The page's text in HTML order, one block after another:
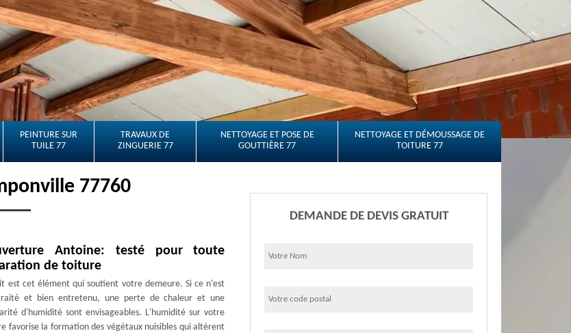
PEINTURE SUR
TUILE 77
TRAVAUX DE
ZINGUERIE 77
NETTOYAGE ET POSE DE
GOUTTIÈRE 77
NETTOYAGE ET DÉMOUSSAGE DE
TOITURE 77
77760
Antoine: testé pour toute
de toiture
est cet élément qui soutient votre demeure. Si ce n'est
et bien entretenu, une perte de chaleur et une
d'humidité sont envisageables. L'humidité sur votre
favorise la formation des végétaux nuisibles qui altèrent
DEMANDE DE DEVIS GRATUIT